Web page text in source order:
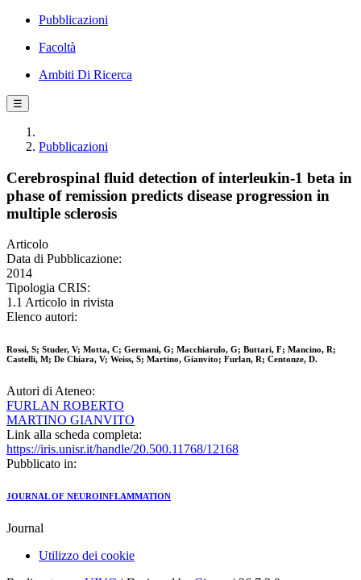
Pubblicazioni
Facoltà
Ambiti Di Ricerca
☰
Pubblicazioni
Cerebrospinal fluid detection of interleukin-1 beta in
phase of remission predicts disease progression in
multiple sclerosis
Articolo
Data di Pubblicazione:
2014
Tipologia CRIS:
1.1 Articolo in rivista
Elenco autori:
Rossi, S; Studer, V; Motta, C; Germani, G; Macchiarulo, G; Buttari, F; Mancino, R;
Castelli, M; De Chiara, V; Weiss, S; Martino, Gianvito; Furlan, R; Centonze, D.
Autori di Ateneo:
FURLAN ROBERTO
MARTINO GIANVITO
Link alla scheda completa:
https://iris.unisr.it/handle/20.500.11768/12168
Pubblicato in:
JOURNAL OF NEUROINFLAMMATION
Journal
Utilizzo dei cookie